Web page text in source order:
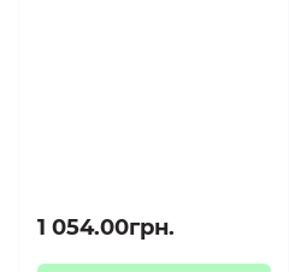
1 054.00грн.